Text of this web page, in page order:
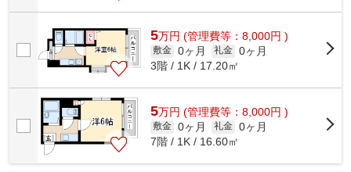
5万円 (管理費等：8,000円 )
敷金 0ヶ月 礼金 0ヶ月
3階 / 1K / 17.20㎡
5万円 (管理費等：8,000円 )
敷金 0ヶ月 礼金 0ヶ月
7階 / 1K / 16.60㎡